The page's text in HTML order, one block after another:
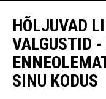
HÕLJUVAD
VALGUSTID
SINU KODUS